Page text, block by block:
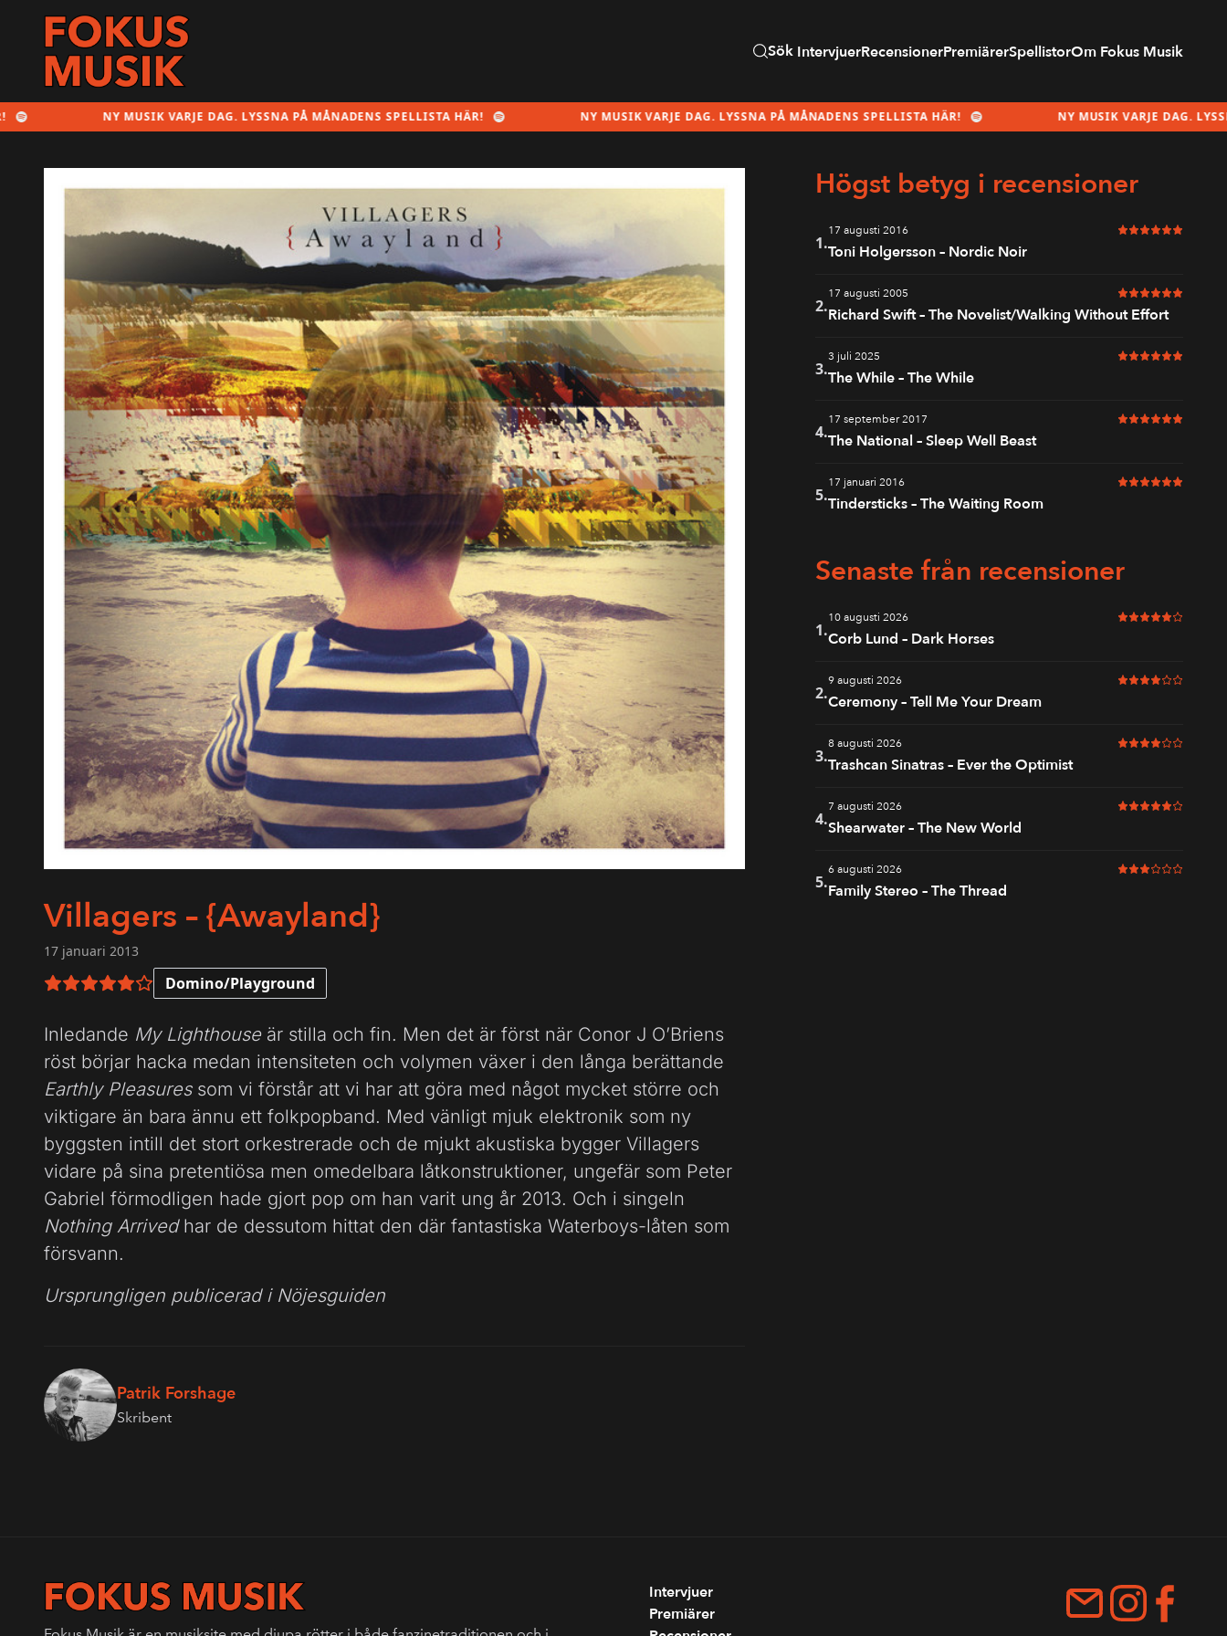
Sök IntervjuerRecensionerPremiärerSpellistorOm Fokus Musik
NY MUSIK VARJE DAG. LYSSNA PÅ MÅNADENS SPELLISTA HÄR! NY MUSIK VARJE DAG. LYSSNA PÅ MÅNADENS SPELLISTA HÄR! NY MUSIK VARJE DAG. LYSSNA PÅ
Villagers – {Awayland}
17 januari 2013
5 av 6 i betyg Domino/Playground
Inledande My Lighthouseär stilla och fin. Men det är först när Conor J O’Briens
röst börjar hacka medan intensiteten och volymen växer i den långa berättande
Earthly Pleasuressom vi förstår att vi har att göra med något mycket större och
viktigare än bara ännu ett folkpopband. Med vänligt mjuk elektronik som ny
byggsten intill det stort orkestrerade och de mjukt akustiska bygger Villagers
vidare på sina pretentiösa men omedelbara låtkonstruktioner, ungefär som Peter
Gabriel förmodligen hade gjort pop om han varit ung år 2013. Och i singeln
Nothing Arrivedhar de dessutom hittat den där fantastiska Waterboys-låten som
försvann.
Ursprungligen publicerad i Nöjesguiden
Patrik Forshage
Skribent
Högst betyg i recensioner
1.
17 augusti 2016 6 av 6 i betyg
Toni Holgersson – Nordic Noir
2.
17 augusti 2005 6 av 6 i betyg
Richard Swift – The Novelist/Walking Without Effort
3.
3 juli 2025 6 av 6 i betyg
The While – The While
4.
17 september 2017 6 av 6 i betyg
The National – Sleep Well Beast
5.
17 januari 2016 6 av 6 i betyg
Tindersticks – The Waiting Room
Senaste från recensioner
1.
10 augusti 2026 5 av 6 i betyg
Corb Lund – Dark Horses
2.
9 augusti 2026 4 av 6 i betyg
Ceremony – Tell Me Your Dream
3.
8 augusti 2026 4 av 6 i betyg
Trashcan Sinatras – Ever the Optimist
4.
7 augusti 2026 5 av 6 i betyg
Shearwater – The New World
5.
6 augusti 2026 3 av 6 i betyg
Family Stereo – The Thread
Intervjuer
Premiärer